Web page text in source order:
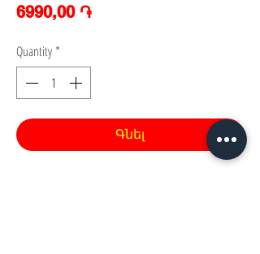
6990,00 ֏Price
Quantity *
Գնել